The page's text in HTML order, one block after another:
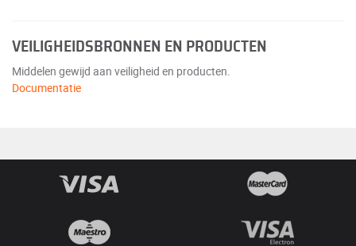
VEILIGHEIDSBRONNEN EN PRODUCTEN
Middelen gewijd aan veiligheid en producten.
Documentatie